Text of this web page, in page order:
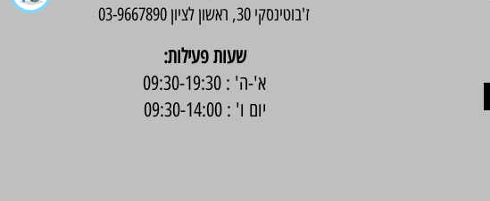
ז'בוטינסקי 30, ראשון לציון 03-9667890
:שעות פעילות
א'-ה' : 09:30-19:30
יום ו' : 09:30-14:00